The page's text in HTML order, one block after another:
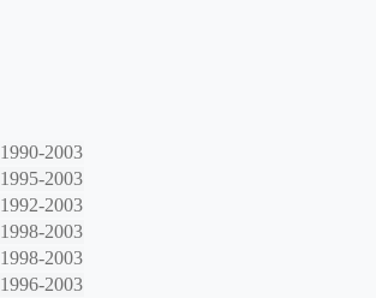
1990-2003
1995-2003
1992-2003
1998-2003
1998-2003
1996-2003